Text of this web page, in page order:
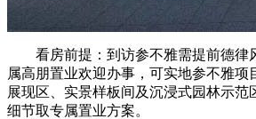
看房前提：到访参不雅需提前德律
属高朋置业欢迎办事，可实地参不雅项
展现区、实景样板间及沉浸式园林示范
细节取专属置业方案。